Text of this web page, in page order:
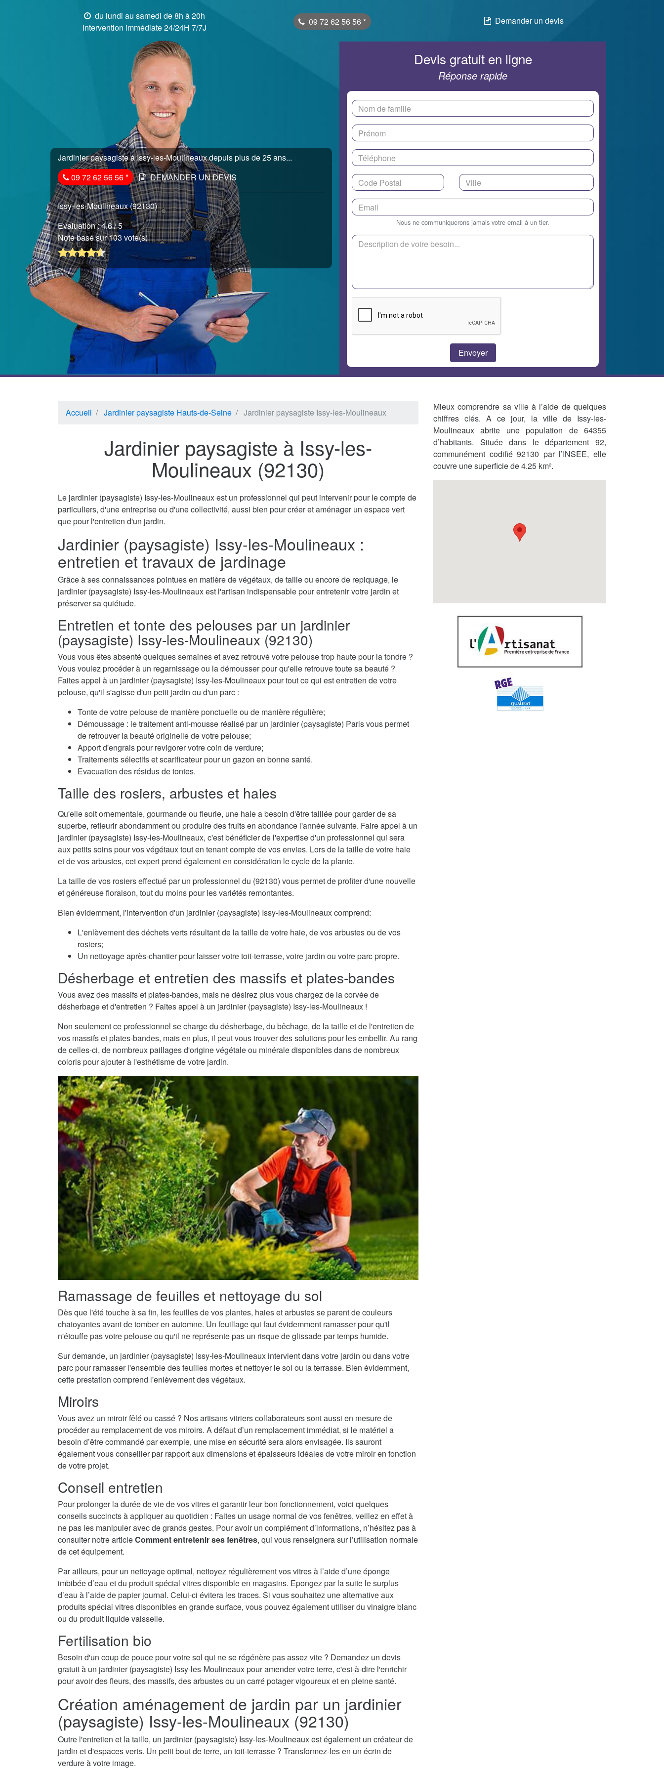
du lundi au samedi de 8h à 20h
Intervention immédiate 24/24H 7/7J
09 72 62 56 56 * Demander un devis
Jardinier paysagiste à Issy-les-Moulineaux depuis plus de 25 ans...
09 72 62 56 56* DEMANDER UN DEVIS
Issy-les-Moulineaux (92130)
Evaluation :4.6/ 5
Note basé sur 103 vote(s)
Devis gratuit en ligne
Réponse rapide
Nous ne communiquerons jamais votre email à un tier.
Accueil Jardinier paysagiste Hauts-de-Seine Jardinier paysagiste Issy-les-Moulineaux
Jardinier paysagiste à Issy-les-
Moulineaux (92130)
Le jardinier (paysagiste) Issy-les-Moulineaux est un professionnel qui peut intervenir pour le compte de
particuliers, d'une entreprise ou d'une collectivité, aussi bien pour créer et aménager un espace vert
que pour l'entretien d'un jardin.
Jardinier (paysagiste) Issy-les-Moulineaux :
entretien et travaux de jardinage
Grâce à ses connaissances pointues en matière de végétaux, de taille ou encore de repiquage, le
jardinier (paysagiste) Issy-les-Moulineaux est l'artisan indispensable pour entretenir votre jardin et
préserver sa quiétude.
Entretien et tonte des pelouses par un jardinier
(paysagiste) Issy-les-Moulineaux (92130)
Vous vous êtes absenté quelques semaines et avez retrouvé votre pelouse trop haute pour la tondre ?
Vous voulez procéder à un regarnissage ou la démousser pour qu'elle retrouve toute sa beauté ?
Faites appel à un jardinier (paysagiste) Issy-les-Moulineaux pour tout ce qui est entretien de votre
pelouse, qu'il s'agisse d'un petit jardin ou d'un parc :
Tonte de votre pelouse de manière ponctuelle ou de manière régulière;
Démoussage : le traitement anti-mousse réalisé par un jardinier (paysagiste) Paris vous permet
de retrouver la beauté originelle de votre pelouse;
Apport d'engrais pour revigorer votre coin de verdure;
Traitements sélectifs et scarificateur pour un gazon en bonne santé.
Evacuation des résidus de tontes.
Taille des rosiers, arbustes et haies
Qu'elle soit ornementale, gourmande ou fleurie, une haie a besoin d'être taillée pour garder de sa
superbe, refleurir abondamment ou produire des fruits en abondance l'année suivante. Faire appel à un
jardinier (paysagiste) Issy-les-Moulineaux, c'est bénéficier de l'expertise d'un professionnel qui sera
aux petits soins pour vos végétaux tout en tenant compte de vos envies. Lors de la taille de votre haie
et de vos arbustes, cet expert prend également en considération le cycle de la plante.
La taille de vos rosiers effectué par un professionnel du (92130) vous permet de profiter d'une nouvelle
et généreuse floraison, tout du moins pour les variétés remontantes.
Bien évidemment, l'intervention d'un jardinier (paysagiste) Issy-les-Moulineaux comprend:
L'enlèvement des déchets verts résultant de la taille de votre haie, de vos arbustes ou de vos
rosiers;
Un nettoyage après-chantier pour laisser votre toit-terrasse, votre jardin ou votre parc propre.
Désherbage et entretien des massifs et plates-bandes
Vous avez des massifs et plates-bandes, mais ne désirez plus vous chargez de la corvée de
désherbage et d'entretien ? Faites appel à un jardinier (paysagiste) Issy-les-Moulineaux !
Non seulement ce professionnel se charge du désherbage, du bêchage, de la taille et de l'entretien de
vos massifs et plates-bandes, mais en plus, il peut vous trouver des solutions pour les embellir. Au rang
de celles-ci, de nombreux paillages d'origine végétale ou minérale disponibles dans de nombreux
coloris pour ajouter à l'esthétisme de votre jardin.
Ramassage de feuilles et nettoyage du sol
Dès que l'été touche à sa fin, les feuilles de vos plantes, haies et arbustes se parent de couleurs
chatoyantes avant de tomber en automne. Un feuillage qui faut évidemment ramasser pour qu'il
n'étouffe pas votre pelouse ou qu'il ne représente pas un risque de glissade par temps humide.
Sur demande, un jardinier (paysagiste) Issy-les-Moulineaux intervient dans votre jardin ou dans votre
parc pour ramasser l'ensemble des feuilles mortes et nettoyer le sol ou la terrasse. Bien évidemment,
cette prestation comprend l'enlèvement des végétaux.
Miroirs
Vous avez un miroir fêlé ou cassé ? Nos artisans vitriers collaborateurs sont aussi en mesure de
procéder au remplacement de vos miroirs. A défaut d’un remplacement immédiat, si le matériel a
besoin d’être commandé par exemple, une mise en sécurité sera alors envisagée. Ils sauront
également vous conseiller par rapport aux dimensions et épaisseurs idéales de votre miroir en fonction
de votre projet.
Conseil entretien
Pour prolonger la durée de vie de vos vitres et garantir leur bon fonctionnement, voici quelques
conseils succincts à appliquer au quotidien : Faites un usage normal de vos fenêtres, veillez en effet à
ne pas les manipuler avec de grands gestes. Pour avoir un complément d’informations, n’hésitez pas à
consulter notre articleComment entretenir ses fenêtres, qui vous renseignera sur l’utilisation normale
de cet équipement.
Par ailleurs, pour un nettoyage optimal, nettoyez régulièrement vos vitres à l’aide d’une éponge
imbibée d’eau et du produit spécial vitres disponible en magasins. Epongez par la suite le surplus
d’eau à l’aide de papier journal. Celui-ci évitera les traces. Si vous souhaitez une alternative aux
produits spécial vitres disponibles en grande surface, vous pouvez également utiliser du vinaigre blanc
ou du produit liquide vaisselle.
Fertilisation bio
Besoin d'un coup de pouce pour votre sol qui ne se régénère pas assez vite ? Demandez un devis
gratuit à un jardinier (paysagiste) Issy-les-Moulineaux pour amender votre terre, c'est-à-dire l'enrichir
pour avoir des fleurs, des massifs, des arbustes ou un carré potager vigoureux et en pleine santé.
Création aménagement de jardin par un jardinier
(paysagiste) Issy-les-Moulineaux (92130)
Outre l'entretien et la taille, un jardinier (paysagiste) Issy-les-Moulineaux est également un créateur de
jardin et d'espaces verts. Un petit bout de terre, un toit-terrasse ? Transformez-les en un écrin de
verdure à votre image.
Mieux comprendre sa ville à l’aide de quelques
chiffres clés. A ce jour, la ville de Issy-les-
Moulineaux abrite une population de 64355
d’habitants. Située dans le département 92,
communément codifié 92130 par l’INSEE, elle
couvre une superficie de 4.25 km².